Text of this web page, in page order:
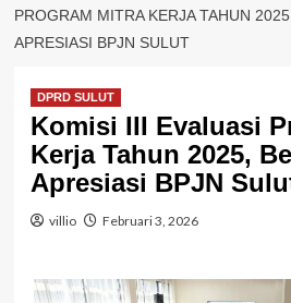
PROGRAM MITRA KERJA TAHUN
APRESIASI BPJN SULUT
DPRD SULUT
Komisi III Evaluasi
Kerja Tahun 2025,
Apresiasi BPJN
villio Februari 3, 2026